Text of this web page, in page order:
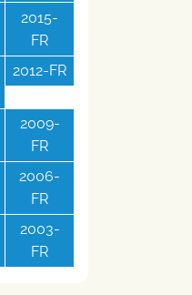
2015-
FR
2012-FR
2009-
FR
2006-
FR
2003-
FR